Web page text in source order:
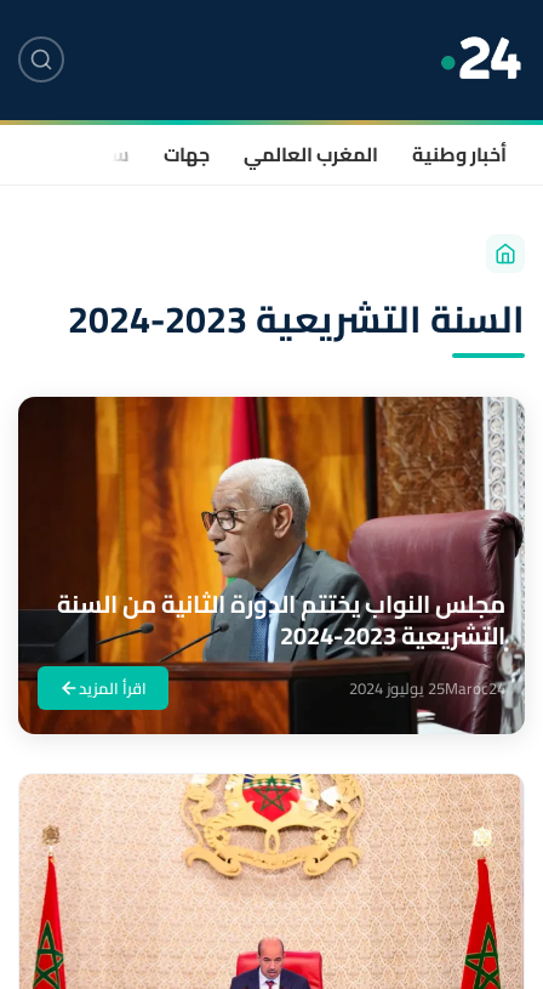
أخبار وطنية المغرب العالمي جهات سياسة
السنة التشريعية 2023-2024
مجلس النواب يختتم الدورة الثانية من السنة
التشريعية 2023-2024
Maroc2425 يوليوز 2024 اقرأ المزيد